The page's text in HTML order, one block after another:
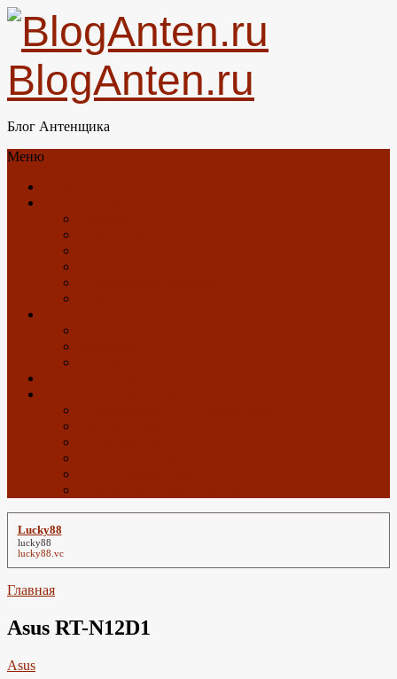
BlogAnten.ru
Блог Антенщика
Меню
Lucky88
lucky88
lucky88.vc
Главная
Asus RT-N12D1
Asus